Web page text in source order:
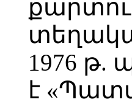
1976
է